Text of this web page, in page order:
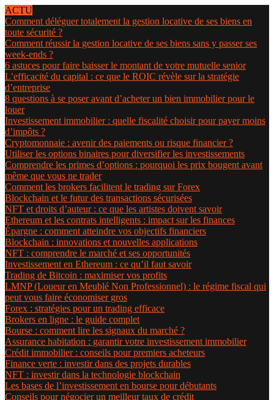
ACTU
Comment déléguer totalement la gestion locative de ses biens en
toute sécurité ?
Comment réussir la gestion locative de ses biens sans y passer ses
week-ends ?
6 astuces pour faire baisser le montant de votre mutuelle senior
L’efficacité du capital : ce que le ROIC révèle sur la stratégie
d’entreprise
8 questions à se poser avant d’acheter un bien immobilier pour le
louer
Investissement immobilier : quelle fiscalité choisir pour payer moins
d’impôts ?
Cryptomonnaie : avenir des paiements ou risque financier ?
Utiliser les options binaires pour diversifier les investissements
Comprendre les primes d’options : pourquoi les prix bougent avant
même que vous ne trader
Comment les brokers facilitent le trading sur Forex
Blockchain et le futur des transactions sécurisées
NFT et droits d’auteur : ce que les artistes doivent savoir
Ethereum et les contrats intelligents : impact sur les finances
Épargne : comment atteindre vos objectifs financiers
Blockchain : innovations et nouvelles applications
NFT : comprendre le marché et ses opportunités
Investissement en Ethereum : ce qu’il faut savoir
Trading de Bitcoin : maximiser vos profits
LMNP (Loueur en Meublé Non Professionnel) : le régime fiscal qui
peut vous faire économiser gros
Forex : stratégies pour un trading efficace
Brokers en ligne : le guide complet
Bourse : comment lire les signaux du marché ?
Assurance habitation : garantir votre investissement immobilier
Crédit immobilier : conseils pour premiers acheteurs
Finance verte : investir dans des projets durables
NFT : investir dans la technologie blockchain
Les bases de l’investissement en bourse pour débutants
Conseils pour négocier un meilleur taux de crédit